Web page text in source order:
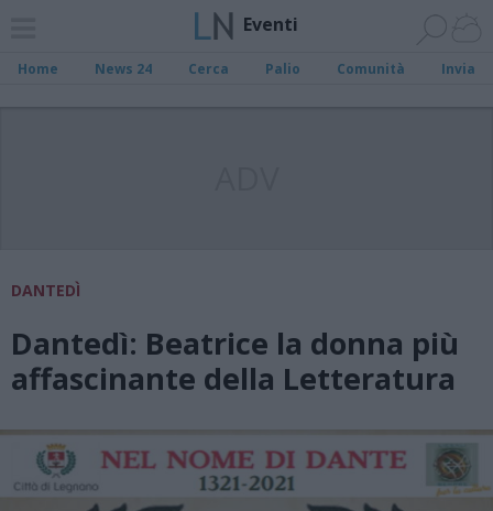
Eventi
Home News 24 Cerca Palio Comunità Invia
DANTEDÌ
Dantedì: Beatrice la donna più
affascinante della Letteratura